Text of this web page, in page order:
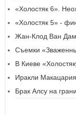
«Холостяк 6».
«Холостяк 5» -
Жан-Клод Ван
Съемки
В Киеве
Иракли
Брак Алсу на